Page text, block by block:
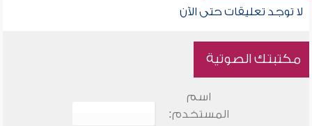
لا توجد تعليقات حتى الآن
مكتبتك الصوتية
اسم
المستخدم: